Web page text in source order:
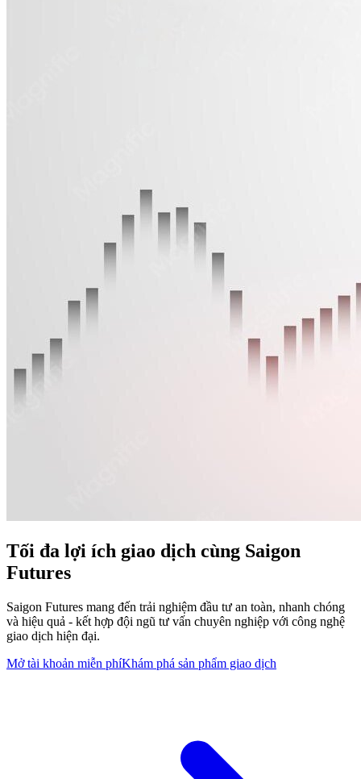
Tối đa lợi ích giao dịch cùng Saigon
Futures
Saigon Futures mang đến trải nghiệm đầu tư an toàn, nhanh chóng
và hiệu quả - kết hợp đội ngũ tư vấn chuyên nghiệp với công nghệ
giao dịch hiện đại.
Mở tài khoản miễn phíKhám phá sản phẩm giao dịch